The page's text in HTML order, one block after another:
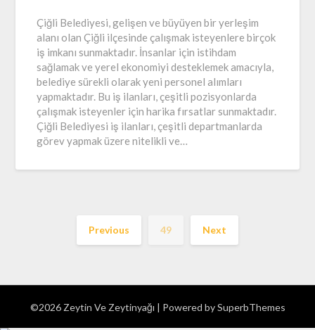
Çiğli Belediyesi, gelişen ve büyüyen bir yerleşim
alanı olan Çiğli ilçesinde çalışmak isteyenlere birçok
iş imkanı sunmaktadır. İnsanlar için istihdam
sağlamak ve yerel ekonomiyi desteklemek amacıyla,
belediye sürekli olarak yeni personel alımları
yapmaktadır. Bu iş ilanları, çeşitli pozisyonlarda
çalışmak isteyenler için harika fırsatlar sunmaktadır.
Çiğli Belediyesi iş ilanları, çeşitli departmanlarda
görev yapmak üzere nitelikli ve…
Previous 49 Next
©2026 Zeytin Ve Zeytinyağı | Powered bySuperbThemes